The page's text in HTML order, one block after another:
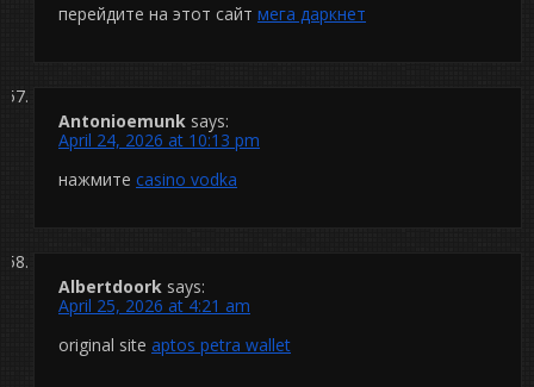
перейдите на этот сайт мега даркнет
Antonioemunk says:
April 24, 2026 at 10:13 pm
нажмите casino vodka
Albertdoork says:
April 25, 2026 at 4:21 am
original site aptos petra wallet